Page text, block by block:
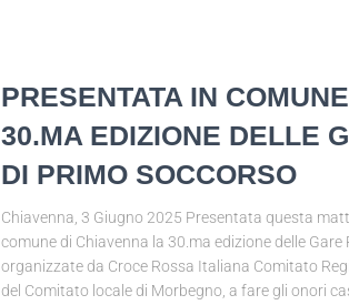
PRESENTATA IN
30.MA EDIZIONE DELLE
DI PRIMO SOCCORSO
Chiavenna, 3 Giugno 2025 Presentata questa
comune di Chiavenna la 30.ma edizione delle
organizzate da Croce Rossa Italiana Comitato
del Comitato locale di Morbegno, a fare gli onori